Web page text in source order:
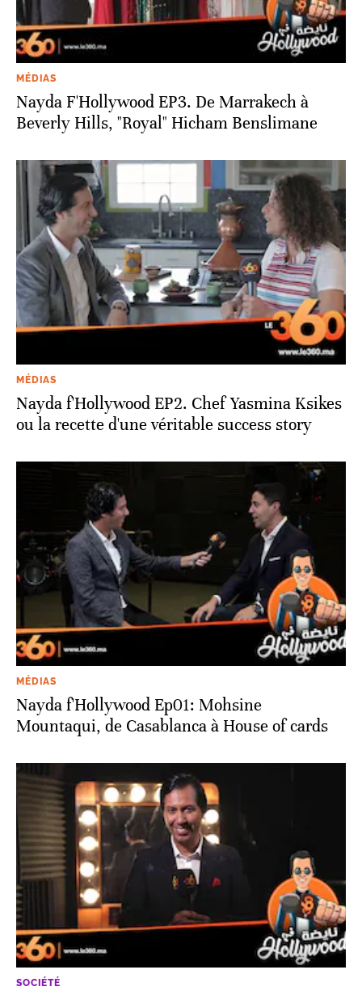
MÉDIAS
Nayda F'Hollywood EP3. De Marrakech à
Beverly Hills, "Royal" Hicham Benslimane
MÉDIAS
Nayda f'Hollywood EP2. Chef Yasmina Ksikes
ou la recette d'une véritable success story
MÉDIAS
Nayda f'Hollywood Ep01: Mohsine
Mountaqui, de Casablanca à House of cards
SOCIÉTÉ